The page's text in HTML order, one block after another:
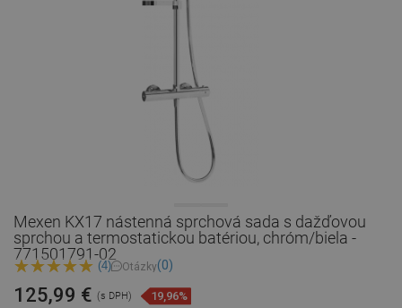
Mexen KX17 nástenná sprchová sada s dažďovou
sprchou a termostatickou batériou, chróm/biela -
771501791-02
(4) Otázky(0)
125,99 € (s DPH) 19,96%